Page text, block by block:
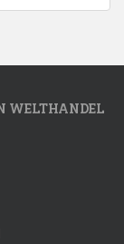
WELTHANDEL